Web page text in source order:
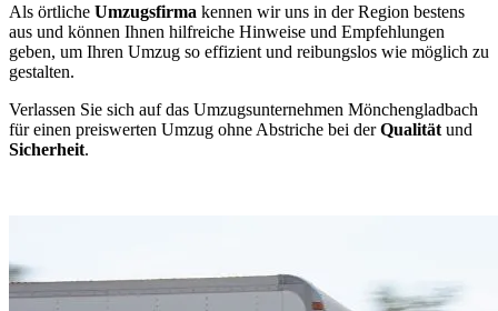
Als örtliche Umzugsfirma kennen wir uns in der Region bestens
aus und können Ihnen hilfreiche Hinweise und Empfehlungen
geben, um Ihren Umzug so effizient und reibungslos wie möglich zu
gestalten.
Verlassen Sie sich auf das Umzugsunternehmen Mönchengladbach
für einen preiswerten Umzug ohne Abstriche bei derQualität und
Sicherheit.